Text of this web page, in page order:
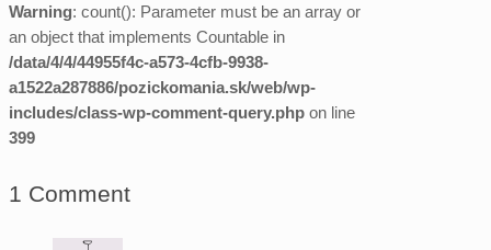
Warning: count(): Parameter must be an array or
an object that implements Countable in
/data/4/4/44955f4c-a573-4cfb-9938-
a1522a287886/pozickomania.sk/web/wp-
includes/class-wp-comment-query.php on line
399
1 Comment